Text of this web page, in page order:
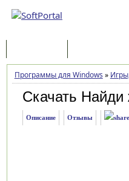
Программы для Windows »
Скачать Найди
Описание Отзывы